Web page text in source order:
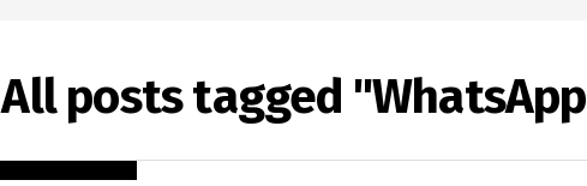
All posts tagged